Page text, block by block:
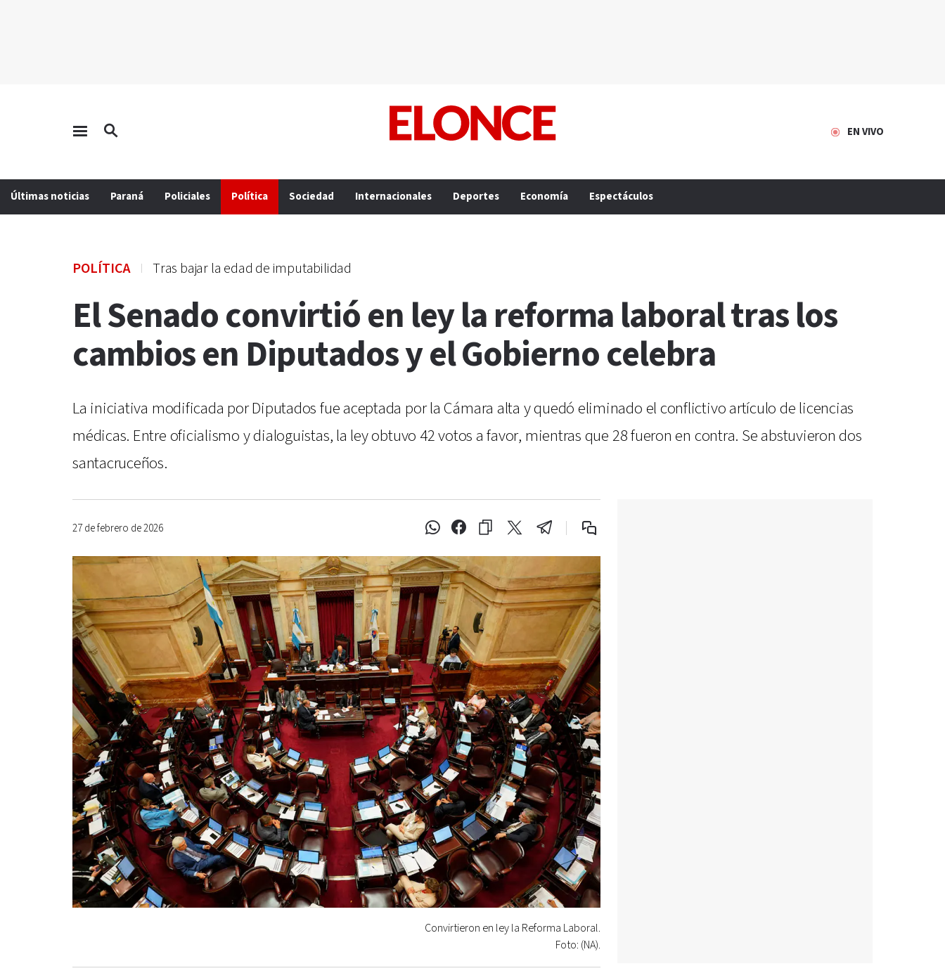
EN VIVO
Últimas noticias Paraná Policiales Política Sociedad Internacionales Deportes Economía Espectáculos
POLÍTICA Tras bajar la edad de imputabilidad
El Senado convirtió en ley la reforma laboral tras los
cambios en Diputados y el Gobierno celebra
La iniciativa modificada por Diputados fue aceptada por la Cámara alta y quedó eliminado el conflictivo artículo de licencias
médicas. Entre oficialismo y dialoguistas, la ley obtuvo 42 votos a favor, mientras que 28 fueron en contra. Se abstuvieron dos
santacruceños.
27 de febrero de 2026
Convirtieron en ley la Reforma Laboral.
Foto: (NA).